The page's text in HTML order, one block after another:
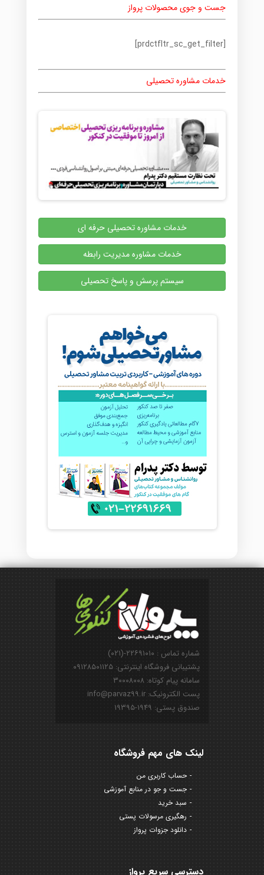
جست و جوی محصولات پرواز
[prdctfltr_sc_get_filter]
خدمات مشاوره تحصیلی
خدمات مشاوره تحصیلی حرفه ای
خدمات مشاوره مدیریت رابطه
سیستم پرسش و پاسخ تحصیلی
شماره تماس : ۲۲۶۹۱۰۱۰-(۰۲۱)
پشتیبانی فروشگاه اینترنتی: ۰۹۱۲۸۵۰۱۱۲۵
سامانه پیام کوتاه: ۳۰۰۰۸۰۰۸
پست الکترونیک: info@parvaz99.ir
صندوق پستی: ۱۹۴۹-۱۹۳۹۵
لینک های مهم فروشگاه
حساب کاربری من
جست و جو در منابع آموزشی
سبد خرید
رهگیری مرسولات پستی
دانلود جزوات پرواز
دسترسی سریع پرواز